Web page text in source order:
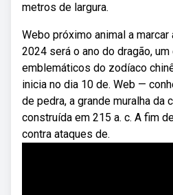
metros de largura.
Webo próximo animal a marcar
2024 será o ano do dragão,
emblemáticos do zodíaco
inicia no dia 10 de. Web —
de pedra, a grande muralha da
construída em 215 a. c. A fim
contra ataques de.